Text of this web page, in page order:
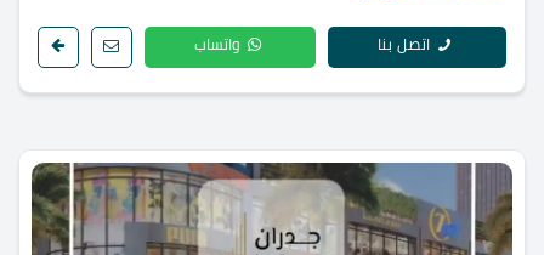
اتصل بنا واتساب